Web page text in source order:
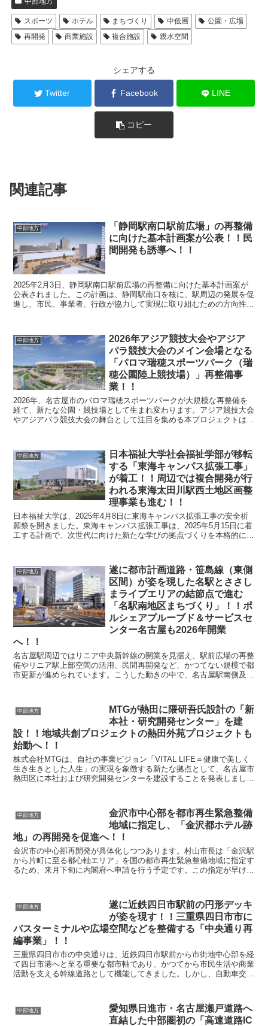
スポーツ ホテル まちづくり 中低層
公園・広場
再開発
商業施設 複合施設 親水空間
シェアする
Twitter Facebook LINE
コピー
関連記事
中部地方
「静岡駅南口駅前広場」の再整備
に向けた基本計画案が公表！！民
間開発も誘導へ！！
2025年2月3日、静岡駅南口駅前広場の再整備に向けた基本計画案が
公表されました。この計画は、静岡駅南口を核に、駅周辺の発展を促
進し、市民、事業者、行政が協力して実現に取り組むための方向性を
中部地方
2026年アジア競技大会やアジア
パラ競技大会のメイン会場となる
「パロマ瑞穂スポーツパーク（瑞
穂公園陸上競技場）」再整備事
業！！
2026年、名古屋市のパロマ瑞穂スポーツパークが大規模な再整備を
経て、新たな公園・競技場として生まれ変わります。アジア競技大会
やアジアパラ競技大会の舞台として注目を集める本プロジェクトは、
中部地方
日本福祉大学社会福祉学部が移転
する「東海キャンパス拡張工事」
が着工！！周辺では複合開発が行
われる東海太田川駅西土地区画整
理事業も進む！！
日本福祉大学は、2025年4月8日に東海キャンパス拡張工事の安全祈
願祭を開きました。東海キャンパス拡張工事は、2025年5月15日に着
工する計画で、次世代に向けた新たな学びの拠点づくりを本格的にス
中部地方
遂に都市計画道路・笹島線（東側
区間）が姿を現した名駅とささし
まライブエリアの結節点で進む
「名駅南地区まちづくり」！！ポ
ルシェアプルーブド＆サービスセ
ンター名古屋も2026年開業
へ！！
名古屋駅周辺ではリニア中央新幹線の開業を見据え、駅前広場の再整
備やリニア駅上部空間の活用、民間再開発など、かつてない規模で都
市更新が進められています。こうした動きの中で、名古屋駅南側及び
中部地方
MTGが熱田に隈研吾氏設計の「新
本社・研究開発センター」を建
設！！地域共創プロジェクトの熱田外苑プロジェクトも
始動へ！！
株式会社MTGは、自社の事業ビジョン「VITAL LIFE＝健康で美しく
生き生きとした人生」の実現を象徴する新たな拠点として、名古屋市
熱田区に本社および研究開発センターを建設することを発表しまし
中部地方
金沢市中心部を都市再生緊急整備
地域に指定し、「金沢都ホテル跡
地」の再開発を促進へ！！
金沢市の中心部再開発が具体化しつつあります。村山市長は「金沢駅
から片町に至る都心軸エリア」を国の都市再生緊急整備地域に指定す
るため、来月下旬に内閣府へ申請を行う予定です。この指定が早けれ
中部地方
遂に近鉄四日市駅前の円形デッキ
が姿を現す！！三重県四日市市に
バスターミナルや広場空間などを整備する「中央通り再
編事業」！！
三重県四日市市の中央通りは、近鉄四日市駅前から市街地中心部を経
て四日市港へと至る重要な都市軸であり、かつてから市民生活や商業
活動を支える幹線道路として機能してきました。しかし、自動車交通
中部地方
愛知県日進市・名古屋瀬戸道路へ
直結した中部圏初の「高速道路IC